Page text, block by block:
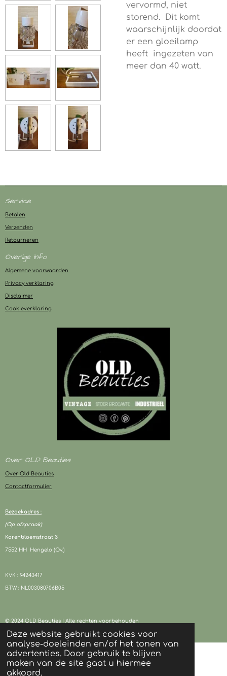
Deze website gebruikt cookies voor
analyse-doeleinden en/of het tonen van
advertenties. Door gebruik te blijven
maken van de site gaat u hiermee
akkoord.
vervormd, niet
storend. Dit komt
waarschijnlijk doordat
er een gloeilamp
heeft ingezeten van
meer dan 40 watt.
Service
Betalen
Verzenden
Retourneren
Overige info
Algemene voorwaarden
Privacy verklaring
Disclaimer
Cookieverklaring
Over OLD Beauties
Over Old Beauties
Contactformulier
Bezoekadres :
(Op afspraak)
Korenbloemstraat 3
7552 HH Hengelo (Ov.)
KVK : 94243417
BTW : NL003080706B05
© 2024 OLD Beauties I Alle rechten voorbehouden